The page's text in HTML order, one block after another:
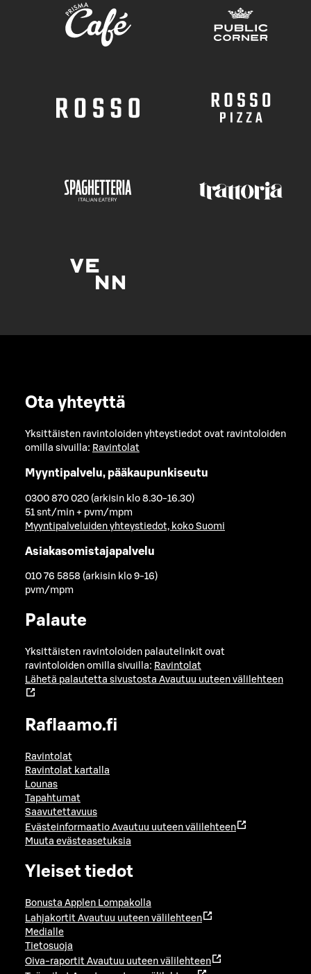
Ota yhteyttä
Yksittäisten ravintoloiden yhteystiedot ovat ravintoloiden
omilla sivuilla: Ravintolat
Myyntipalvelu, pääkaupunkiseutu
0300 870 020 (arkisin klo 8.30-16.30)
51 snt/min + pvm/mpm
Myyntipalveluiden yhteystiedot, koko Suomi
Asiakasomistajapalvelu
010 76 5858 (arkisin klo 9-16)
pvm/mpm
Palaute
Yksittäisten ravintoloiden palautelinkit ovat
ravintoloiden omilla sivuilla: Ravintolat
Lähetä palautetta sivustosta Avautuu uuteen välilehteen
Raflaamo.fi
Ravintolat
Ravintolat kartalla
Lounas
Tapahtumat
Saavutettavuus
Evästeinformaatio Avautuu uuteen välilehteen
Muuta evästeasetuksia
Yleiset tiedot
Bonusta Applen Lompakolla
Lahjakortit Avautuu uuteen välilehteen
Medialle
Tietosuoja
Oiva-raportit Avautuu uuteen välilehteen